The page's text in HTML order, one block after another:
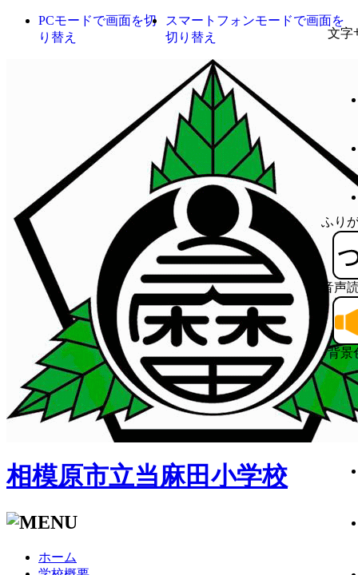
文字
ふり
音声
背景
PCモードで画面を切
り替え
スマートフォンモードで画面を
切り替え
相模原市立当麻田小学校
ホーム